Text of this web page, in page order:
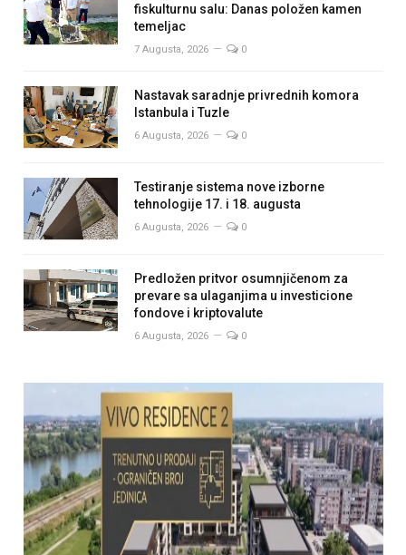
fiskulturnu salu: Danas položen kamen
temeljac
7 Augusta, 2026 0
Nastavak saradnje privrednih komora
Istanbula i Tuzle
6 Augusta, 2026 0
Testiranje sistema nove izborne
tehnologije 17. i 18. augusta
6 Augusta, 2026 0
Predložen pritvor osumnjičenom za
prevare sa ulaganjima u investicione
fondove i kriptovalute
6 Augusta, 2026 0